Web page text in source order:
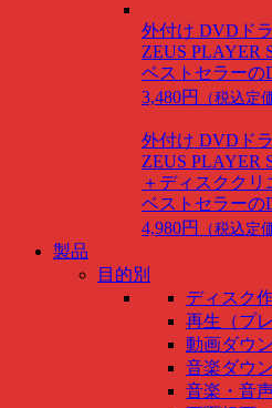
外付け DVDド
ZEUS PLAYER
ベストセラーの
3,480円
（税込定
外付け DVDド
ZEUS PLAYER
＋ディスクク
ベストセラーの
4,980円
（税込定
製品
目的別
ディスク
再生（プ
動画ダウ
音楽ダウ
音楽・音